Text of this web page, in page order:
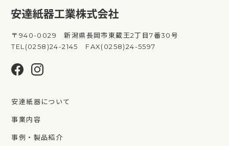
〒940-0029 新潟県長岡市東蔵王2丁目7番30号
TEL(0258)24-2145 FAX(0258)24-5597
安達紙器について
事業内容
事例・製品紹介